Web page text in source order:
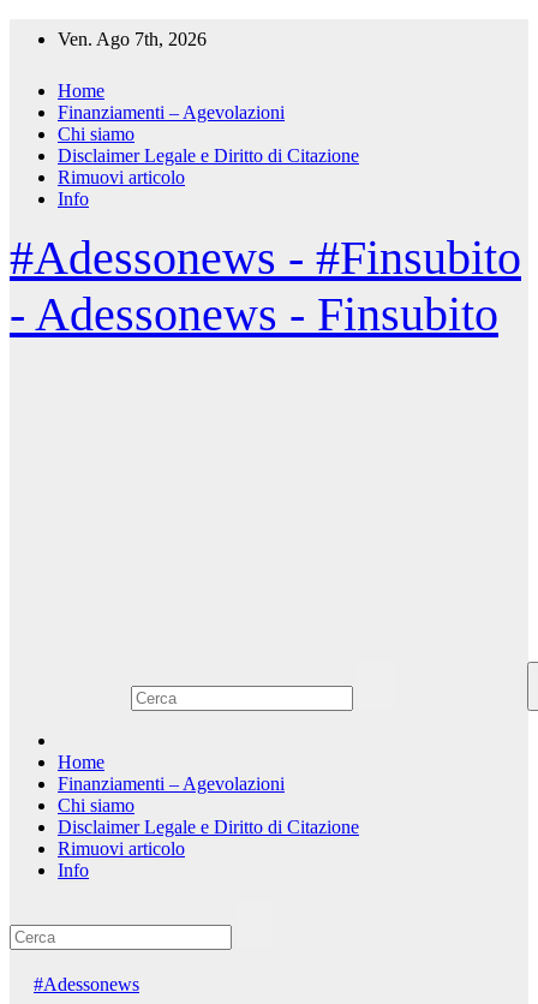
Ven. Ago 7th, 2026
Home
Finanziamenti – Agevolazioni
Chi siamo
Disclaimer Legale e Diritto di Citazione
Rimuovi articolo
Info
#Adessonews - #Finsubito
- Adessonews - Finsubito
Home
Finanziamenti – Agevolazioni
Chi siamo
Disclaimer Legale e Diritto di Citazione
Rimuovi articolo
Info
#Adessonews